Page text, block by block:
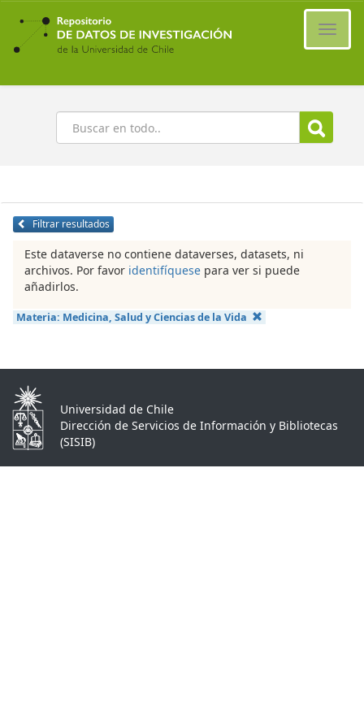
Ir
contenido
principal
Buscar
Filtrar resultados
Este dataverse no contiene dataverses, datasets, ni
archivos. Por favor identifíquese para ver si puede
añadirlos.
Materia: Medicina, Salud y Ciencias de la Vida
Universidad de Chile
Dirección de Servicios de Información y Bibliotecas
(SISIB)